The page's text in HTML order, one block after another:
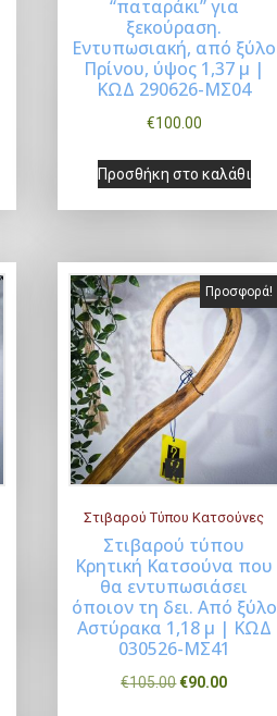
“παταράκι” για
ξεκούραση.
Εντυπωσιακή, από ξύλο
Πρίνου, ύψος 1,37 μ |
ΚΩΔ 290626-ΜΣ04
€100.00
Προσθήκη στο καλάθι
Προσφορά!
Buy Now
Στιβαρού Τύπου Κατσούνες
Στιβαρού τύπου
Κρητική Κατσούνα που
θα εντυπωσιάσει
όποιον τη δει. Από ξύλο
Αστύρακα 1,18 μ | ΚΩΔ
030526-ΜΣ41
€105.00O
€90.00Η